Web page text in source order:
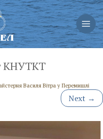
КНУТКТ
Василя Вітра у Перемишлі
Next →